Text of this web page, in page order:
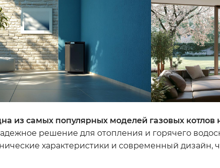
из самых популярных моделей газовых
решение для отопления и горячего
характеристики и современный дизайн,